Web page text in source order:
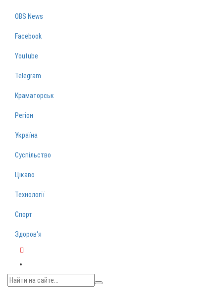
OBS News
Facebook
Youtube
Telegram
Краматорськ
Регіон
Україна
Суспільство
Цікаво
Технології
Спорт
Здоров‘я